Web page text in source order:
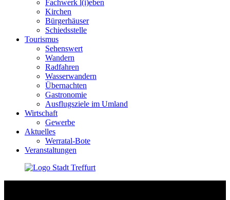
Fachwerk l(i)eben
Kirchen
Bürgerhäuser
Schiedsstelle
Tourismus
Sehenswert
Wandern
Radfahren
Wasserwandern
Übernachten
Gastronomie
Ausflugsziele im Umland
Wirtschaft
Gewerbe
Aktuelles
Werratal-Bote
Veranstaltungen